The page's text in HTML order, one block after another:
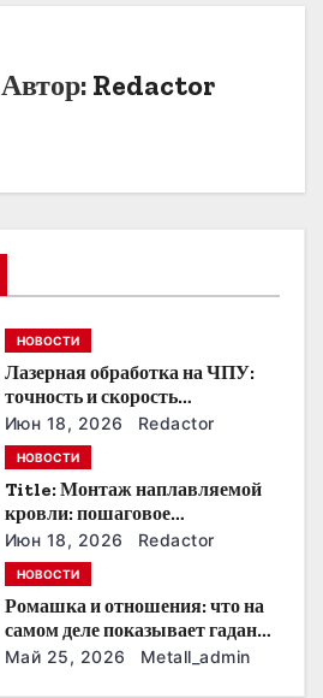
Автор: Redactor
НОВОСТИ
Лазерная обработка на ЧПУ:
точность и скорость
производства
Июн 18, 2026 Redactor
НОВОСТИ
Title: Монтаж наплавляемой
кровли: пошаговое
руководство и советы
Июн 18, 2026 Redactor
НОВОСТИ
Ромашка и отношения: что на
самом деле показывает гадание
«любит не любит»
Май 25, 2026 Metall_admin